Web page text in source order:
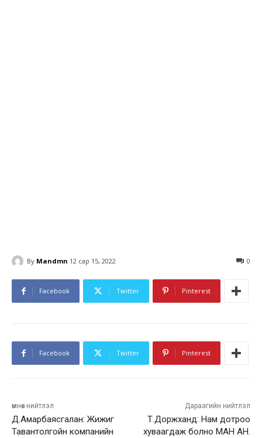
By Mandmn 12 сар 15, 2022 0
Facebook Twitter Pinterest
Facebook Twitter Pinterest
өмнөх нийтлэл
Д.Амарбаясгалан: Жижиг
Тавантолгойн компанийн
Дараагийн нийтлэл
Т.Доржханд: Нам дотроо
хуваагдаж болно МАН АН.